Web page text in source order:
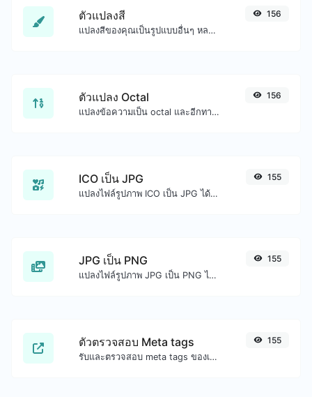
ตัวแปลงสี
แปลงสีของคุณเป็นรูปแบบอื่นๆ หลายรูปแบบ
156
ตัวแปลง Octal
แปลงข้อความเป็น octal และอีกทางหนึ่งสำหรับอินพุตสตริงใดๆ
156
ICO เป็น JPG
แปลงไฟล์รูปภาพ ICO เป็น JPG ได้อย่างง่ายดาย
155
JPG เป็น PNG
แปลงไฟล์รูปภาพ JPG เป็น PNG ได้อย่างง่ายดาย
155
ตัวตรวจสอบ Meta tags
รับและตรวจสอบ meta tags ของเว็บไซต์ใดๆ
155